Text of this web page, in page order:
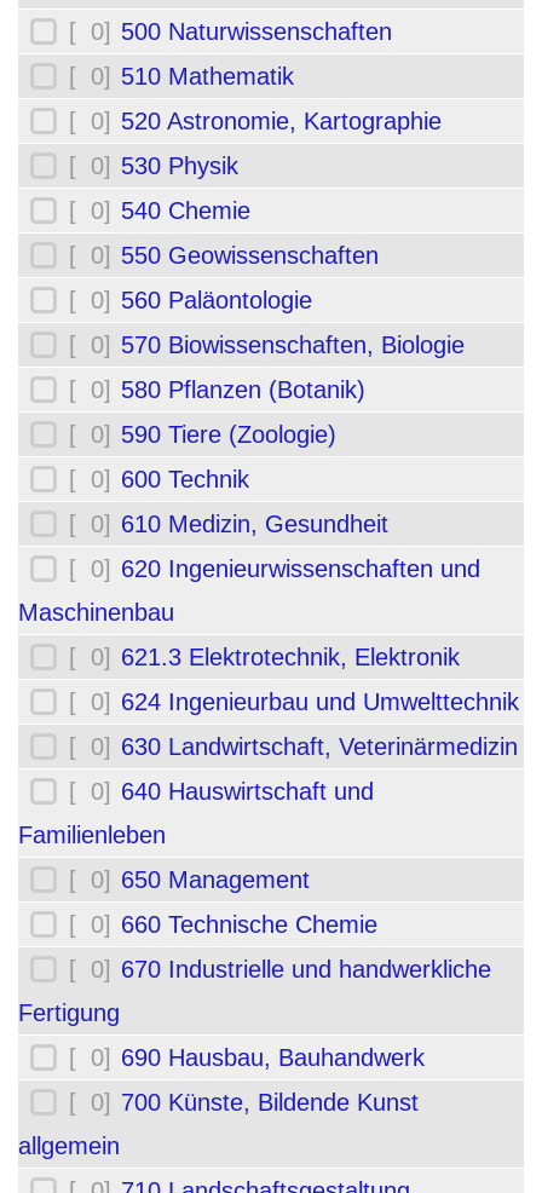
[ 0] 500 Naturwissenschaften
[ 0] 510 Mathematik
[ 0] 520 Astronomie, Kartographie
[ 0] 530 Physik
[ 0] 540 Chemie
[ 0] 550 Geowissenschaften
[ 0] 560 Paläontologie
[ 0] 570 Biowissenschaften, Biologie
[ 0] 580 Pflanzen (Botanik)
[ 0] 590 Tiere (Zoologie)
[ 0] 600 Technik
[ 0] 610 Medizin, Gesundheit
[ 0] 620 Ingenieurwissenschaften und
Maschinenbau
[ 0] 621.3 Elektrotechnik, Elektronik
[ 0] 624 Ingenieurbau und Umwelttechnik
[ 0] 630 Landwirtschaft, Veterinärmedizin
[ 0] 640 Hauswirtschaft und
Familienleben
[ 0] 650 Management
[ 0] 660 Technische Chemie
[ 0] 670 Industrielle und handwerkliche
Fertigung
[ 0] 690 Hausbau, Bauhandwerk
[ 0] 700 Künste, Bildende Kunst
allgemein